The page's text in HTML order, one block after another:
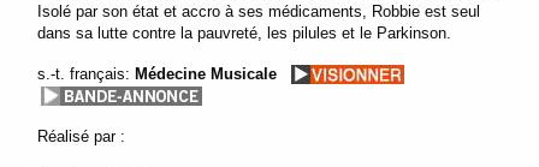
Isolé par son état et accro à ses médicaments, Robbie est seul
dans sa lutte contre la pauvreté, les pilules et le Parkinson.
s.-t. français: Médecine Musicale
Réalisé par :